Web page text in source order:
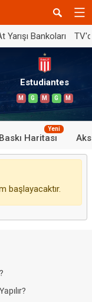
Yarışı Bankoları
Estudiantes
M G M G M
Baskı Haritası
Yeni
başlayacaktır.